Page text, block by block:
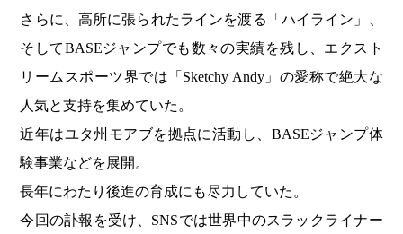
さらに、高所に張られたラインを渡る「ハイライン」、
そしてBASEジャンプでも数々の実績を残し、エクスト
リームスポーツ界では「Sketchy Andy」の愛称で絶大な
人気と支持を集めていた。
近年はユタ州モアブを拠点に活動し、BASEジャンプ体
験事業などを展開。
長年にわたり後進の育成にも尽力していた。
今回の訃報を受け、SNSでは世界中のスラックライナー